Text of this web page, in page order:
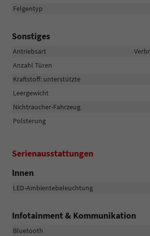
Felgentyp
Sonstiges
Antriebsart
Anzahl Türen
Kraftstoff: unterstützte
Leergewicht
Nichtraucher-Fahrzeug
Polsterung
Serienausstattungen
Innen
LED-Ambientebeleuchtung
Infotainment & Kommunikation
Bluetooth